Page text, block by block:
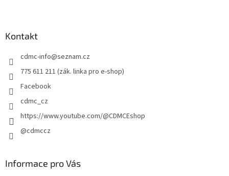
Kontakt
cdmc-info@seznam.cz
775 611 211 (zák. linka pro e-shop)
Facebook
cdmc_cz
https://www.youtube.com/@CDMCEshop
@cdmccz
Informace pro Vás